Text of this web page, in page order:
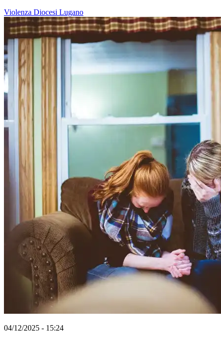
Violenza Diocesi Lugano
04/12/2025 - 15:24